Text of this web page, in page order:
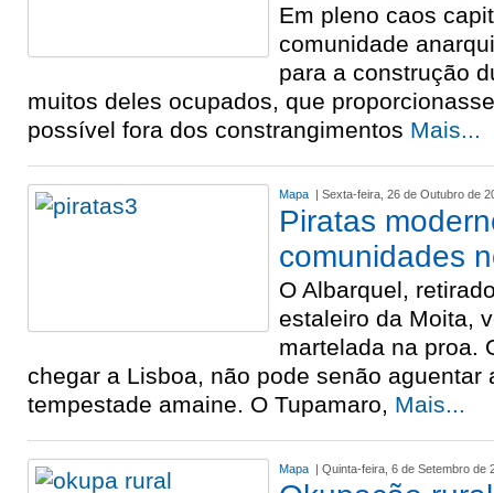
Em pleno caos
comunidade
para a construção
muitos deles ocupados, que
possível fora dos constrangimentos Mais...
Mapa | Sexta-feira, 26 de Outubro de
Piratas
comunidades
O Albarquel,
estaleiro da Moita,
martelada na proa.
chegar a Lisboa, não pode senão aguentar
tempestade amaine. O Tupamaro, Mais...
Mapa | Quinta-feira, 6 de Setembro de